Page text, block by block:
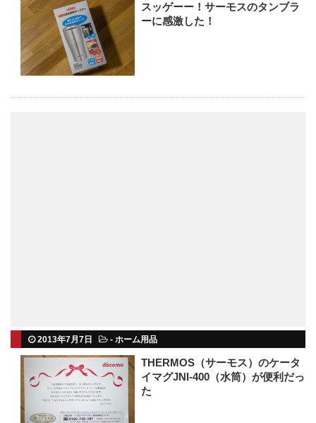
スッゲーー！サーモスのタンブラ
ーに感激した！
2013年7月7日 - ホーム用品
THERMOS（サーモス）のケータ
イマグJNI-400（水筒）が便利だっ
た